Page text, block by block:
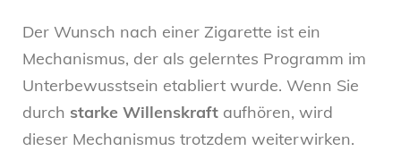
Der Wunsch nach einer Zigarette ist ein
Mechanismus, der als gelerntes Programm im
Unterbewusstsein etabliert wurde. Wenn Sie
durch starke Willenskraft aufhören, wird
dieser Mechanismus trotzdem weiterwirken.